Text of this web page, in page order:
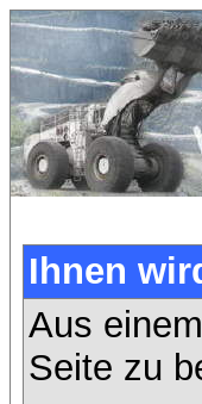
Ihnen
Aus
Seite zu